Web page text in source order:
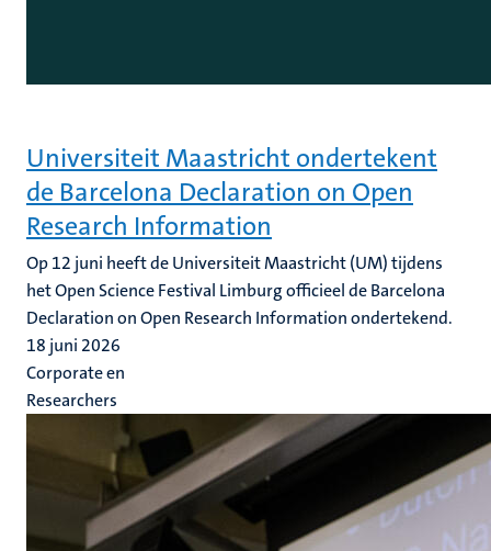
Universiteit Maastricht ondertekent
de Barcelona Declaration on Open
Research Information
Op 12 juni heeft de Universiteit Maastricht (UM) tijdens
het Open Science Festival Limburg officieel de Barcelona
Declaration on Open Research Information ondertekend.
18 juni 2026
Corporate en
Researchers